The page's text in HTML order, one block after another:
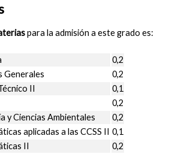
para la admisión a este grado es:
0,2
Generales
0,2
II
0,1
0,2
y Ciencias Ambientales
0,2
aplicadas a las CCSS II 0,1
II
0,2